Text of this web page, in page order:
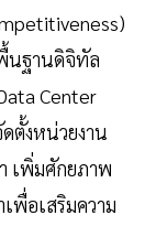
นฐานดิจิทัล
Center
ตั้งหน่วยงาน
เพิ่มศักยภาพ
พื่อเสริมความ